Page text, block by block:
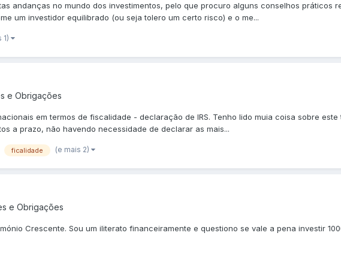
andanças no mundo dos investimentos, pelo que procuro alguns conselhos práticos
um investidor equilibrado (ou seja tolero um certo risco) e o me...
1)
e Obrigações
em termos de fiscalidade - declaração de IRS. Tenho lido muia coisa sobre
a prazo, não havendo necessidade de declarar as mais...
ficalidade (e mais 2)
e Obrigações
Crescente. Sou um iliterato financeiramente e questiono se vale a pena investir